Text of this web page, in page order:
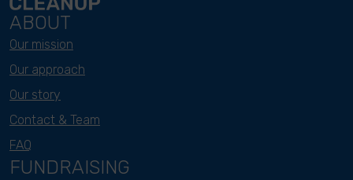
ABOUT
Our mission
Our approach
Our story
Contact & Team
FAQ
FUNDRAISING